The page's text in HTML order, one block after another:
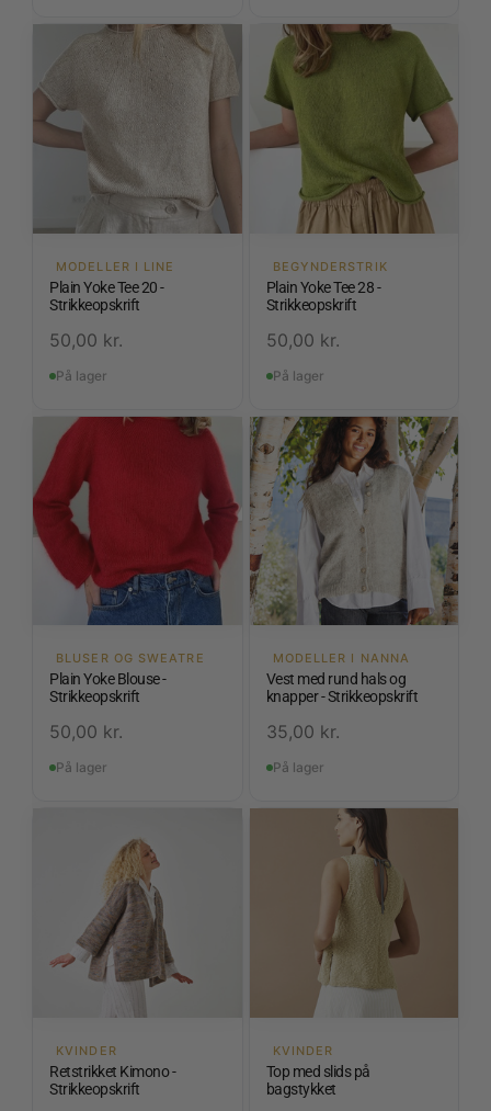
MODELLER I LINE
Plain Yoke Tee 20 -
Strikkeopskrift
50,00 kr.
På lager
BEGYNDERSTRIK
Plain Yoke Tee 28 -
Strikkeopskrift
50,00 kr.
På lager
BLUSER OG SWEATRE
Plain Yoke Blouse -
Strikkeopskrift
50,00 kr.
På lager
MODELLER I NANNA
Vest med rund hals og
knapper - Strikkeopskrift
35,00 kr.
På lager
KVINDER
Retstrikket Kimono -
Strikkeopskrift
KVINDER
Top med slids på
bagstykket